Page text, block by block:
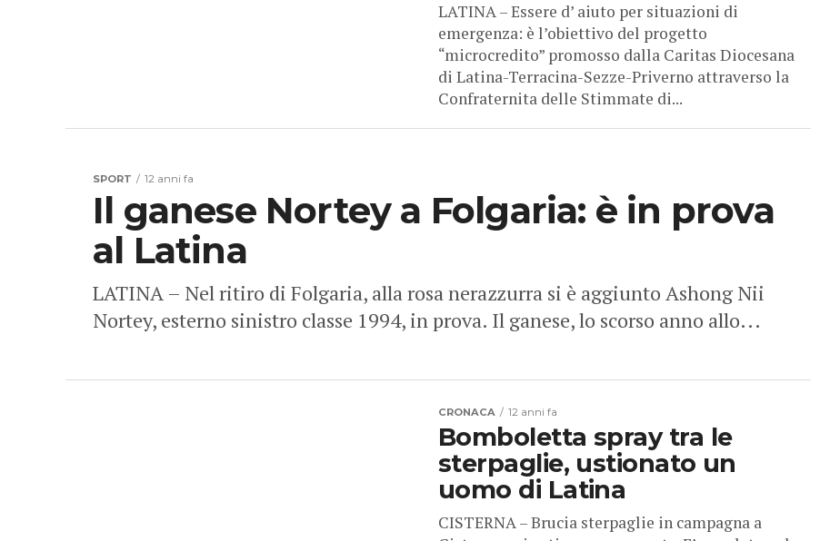
LATINA – Essere d’ aiuto per situazioni di
emergenza: è l’obiettivo del progetto
“microcredito” promosso dalla Caritas Diocesana
di Latina-Terracina-Sezze-Priverno attraverso la
Confraternita delle Stimmate di...
SPORT 12 anni fa
Il ganese Nortey a Folgaria: è in prova
al Latina
LATINA – Nel ritiro di Folgaria, alla rosa nerazzurra si è aggiunto Ashong Nii
Nortey, esterno sinistro classe 1994, in prova. Il ganese, lo scorso anno allo...
CRONACA 12 anni fa
Bomboletta spray tra le
sterpaglie, ustionato un
uomo di Latina
CISTERNA – Brucia sterpaglie in campagna a